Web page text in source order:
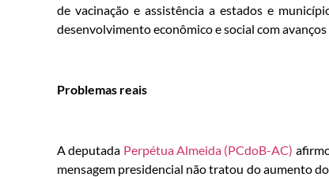
de vacinação e assistência a estados e
desenvolvimento econômico e social com
Problemas reais
A deputada Perpétua Almeida (PCdoB-AC)
mensagem presidencial não tratou do aumento